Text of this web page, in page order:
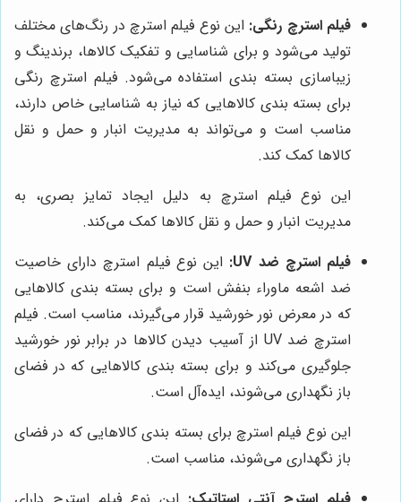
فیلم استرچ رنگی: این نوع فیلم استرچ در رنگ‌های مختلف
تولید می‌شود و برای شناسایی و تفکیک کالاها، برندینگ و
زیباسازی بسته بندی استفاده می‌شود. فیلم استرچ رنگی
برای بسته بندی کالاهایی که نیاز به شناسایی خاص دارند،
مناسب است و می‌تواند به مدیریت انبار و حمل و نقل
کالاها کمک کند.
این نوع فیلم استرچ به دلیل ایجاد تمایز بصری، به
مدیریت انبار و حمل و نقل کالاها کمک می‌کند.
فیلم استرچ ضد UV:
این نوع فیلم استرچ دارای خاصیت
ضد اشعه ماوراء بنفش است و برای بسته بندی کالاهایی
که در معرض نور خورشید قرار می‌گیرند، مناسب است. فیلم
استرچ ضد UV از آسیب دیدن کالاها در برابر نور خورشید
جلوگیری می‌کند و برای بسته بندی کالاهایی که در فضای
باز نگهداری می‌شوند، ایده‌آل است.
این نوع فیلم استرچ برای بسته بندی کالاهایی که در فضای
باز نگهداری می‌شوند، مناسب است.